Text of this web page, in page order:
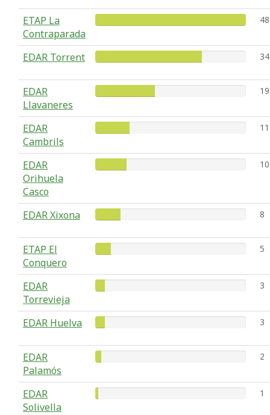
ETAP La
Contraparada
48
EDAR Torrent 34
EDAR
Llavaneres
19
EDAR
Cambrils
11
EDAR
Orihuela
Casco
10
EDAR Xixona 8
ETAP El
Conquero
5
EDAR
Torrevieja
3
EDAR Huelva 3
EDAR
Palamós
2
EDAR
Solivella
1